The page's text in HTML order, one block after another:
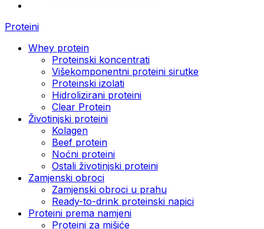
Proteini
Whey protein
Proteinski koncentrati
Višekomponentni proteini sirutke
Proteinski izolati
Hidrolizirani proteini
Clear Protein
Životinjski proteini
Kolagen
Beef protein
Noćni proteini
Ostali životinjski proteini
Zamjenski obroci
Zamjenski obroci u prahu
Ready-to-drink proteinski napici
Proteini prema namjeni
Proteini za mišiće